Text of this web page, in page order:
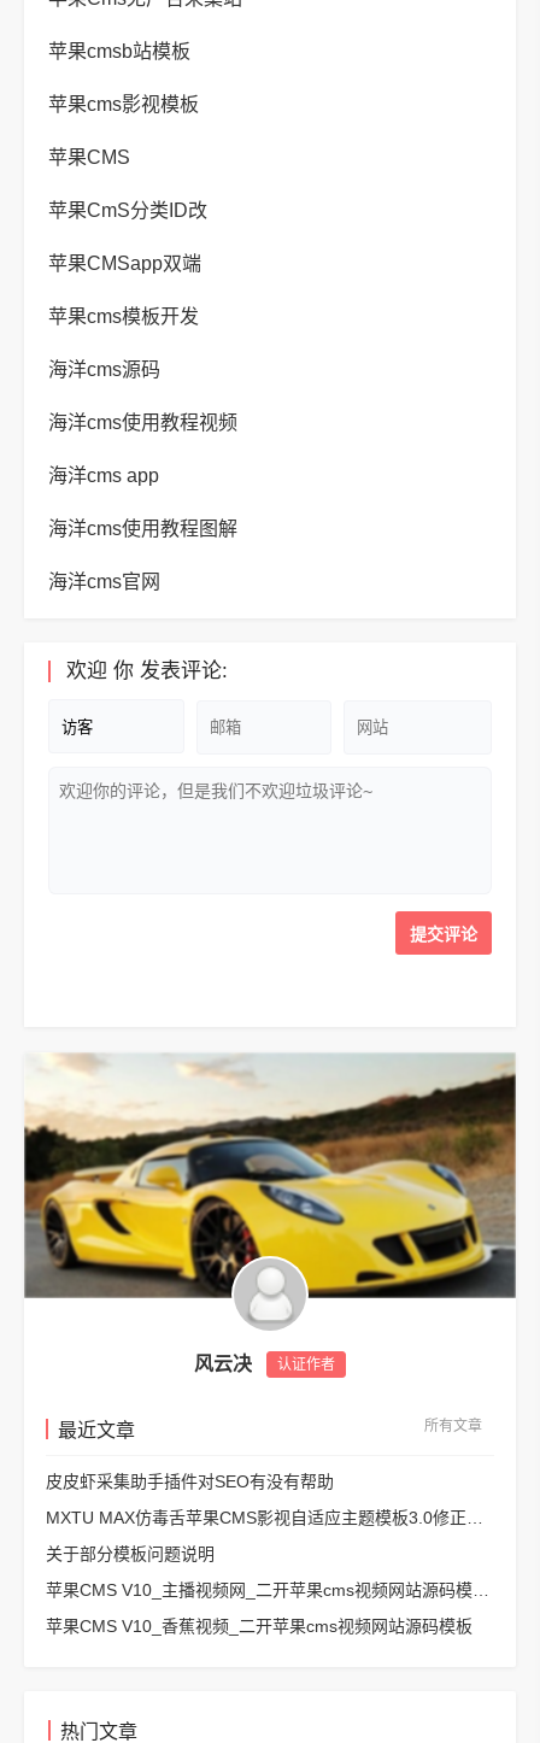
苹果cmsb站模板
苹果cms影视模板
苹果CMS
苹果CmS分类ID改
苹果CMSapp双端
苹果cms模板开发
海洋cms源码
海洋cms使用教程视频
海洋cms app
海洋cms使用教程图解
海洋cms官网
欢迎 你 发表评论:
风云决 认证作者
最近文章 所有文章
皮皮虾采集助手插件对SEO有没有帮助
关于部分模板问题说明
苹果CMS V10_香蕉视频_二开苹果cms视频网站源码模板
热门文章